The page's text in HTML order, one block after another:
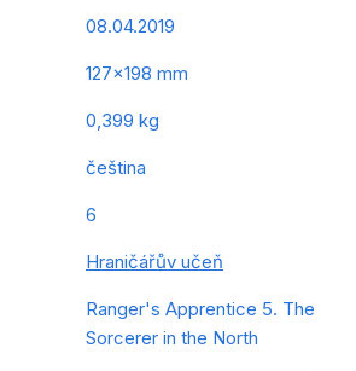
08.04.2019
127x198 mm
0,399 kg
čeština
6
Hraničářův učeň
Ranger's Apprentice 5. The
Sorcerer in the North